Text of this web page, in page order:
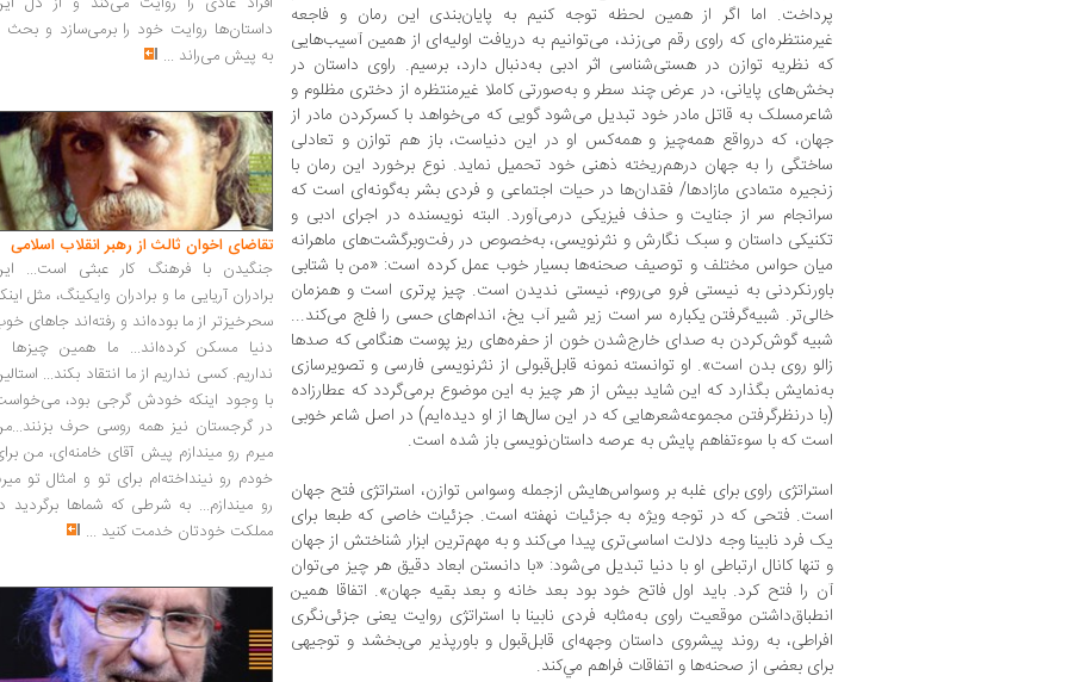
پرداخت. اما اگر از همین لحظه توجه کنیم به پایان‌بندی این رمان و فاجعه
غیرمنتظره‌ای که راوی رقم می‌زند، می‌توانیم به دریافت اولیه‌ای از همین آسیب‌هایی
که نظریه توازن در هستی‌شناسی اثر ادبی به‌دنبال دارد، برسیم. راوی داستان در
بخش‌های پایانی، در عرض چند سطر و به‌صورتی کاملا غیرمنتظره از دختری مظلوم و
شاعرمسلک به قاتل مادر خود تبدیل می‌شود گویی که می‌خواهد با کسرکردن مادر از
جهان، که درواقع همه‌چیز و همه‌کس او در این دنیاست، باز هم توازن و تعادلی
ساختگی را به جهان درهم‌ریخته ذهنی خود تحمیل نماید. نوع برخورد این رمان با
زنجیره متمادی مازادها/ فقدان‌ها در حیات اجتماعی و فردی بشر به‌گونه‌ای است که
سرانجام سر از جنایت و حذف فیزیکی درمی‌آورد. البته نویسنده در اجرای ادبی و
تکنیکی داستان و سبک نگارش و نثرنویسی، به‌خصوص در رفت‌وبرگشت‌های ماهرانه
میان حواس مختلف و توصیف صحنه‌ها بسیار خوب عمل کرده است: «من با شتابی
باورنکردنی به نیستی فرو می‌روم، نیستی ندیدن است. چیز پرتری است و همزمان
خالی‌تر. شبیه‌گرفتن یکباره سر است زیر شیر آب یخ، اندام‌های حسی را فلج می‌کند...
شبیه گوش‌کردن به صدای خارج‌شدن خون از حفره‌های ریز پوست هنگامی که صدها
زالو روی بدن است». او توانسته نمونه قابل‌قبولی از نثرنویسی فارسی و تصویرسازی
به‌نمایش بگذارد که این شاید بیش از هر چیز به این موضوع برمی‌گردد که عطارزاده
(با درنظرگرفتن مجموعه‌شعرهایی که در این سال‌ها از او دیده‌ایم) در اصل شاعر خوبی
است که با سوءتفاهم پایش به عرصه داستان‌نویسی باز شده است.
استراتژی راوی برای غلبه بر وسواس‌هایش ازجمله وسواس توازن، استراتژی فتح جهان
است. فتحی که در توجه ویژه به جزئیات نهفته است. جزئیات خاصی که طبعا برای
یک فرد نابینا وجه دلالت اساسی‌تری پیدا می‌کند و به مهم‌ترین ابزار شناختش از جهان
و تنها کانال ارتباطی او با دنیا تبدیل می‌شود: «با دانستن ابعاد دقیق هر چیز می‌توان
آن را فتح کرد. باید اول فاتح خود بود بعد خانه و بعد بقیه جهان». اتفاقا همین
انطباق‌داشتن موقعیت راوی به‌مثابه فردی نابینا با استراتژی روایت یعنی جزئی‌نگری
افراطی، به روند پیشروی داستان وجهه‌ای قابل‌قبول و باورپذیر می‌بخشد و توجیهی
برای بعضی از صحنه‌ها و اتفاقات فراهم مي‌كند.
داستان‌ها روایت خود را برمی‌سازد و بحث
به پیش می‌راند ...
تقاضای اخوان ثالث از رهبر انقلاب اسلامی
جنگیدن با فرهنگ کار عبثی است...
برادران آریایی ما و برادران وایکینگ، مثل
سحرخیزتر از ما بوده‌اند و رفته‌اند جاهای
دنیا مسکن کرده‌اند... ما همین چیزها
نداریم. کسی نداریم از ما انتقاد بکند...
با وجود اینکه خودش گرجی بود،
در گرجستان نیز همه روسی حرف
میرم رو میندازم پیش آقای خامنه‌ای، من
خودم رو نینداخته‌ام برای تو و امثال تو
رو میندازم... به شرطی که شماها برگردید
مملکت خودتان خدمت کنید ...